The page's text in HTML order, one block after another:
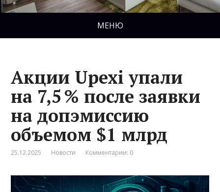
МЕНЮ
Акции Upexi упали
на 7,5 % после заявки
на допэмиссию
объемом $1 млрд
25.12.2025 Новости Комментарии: 0